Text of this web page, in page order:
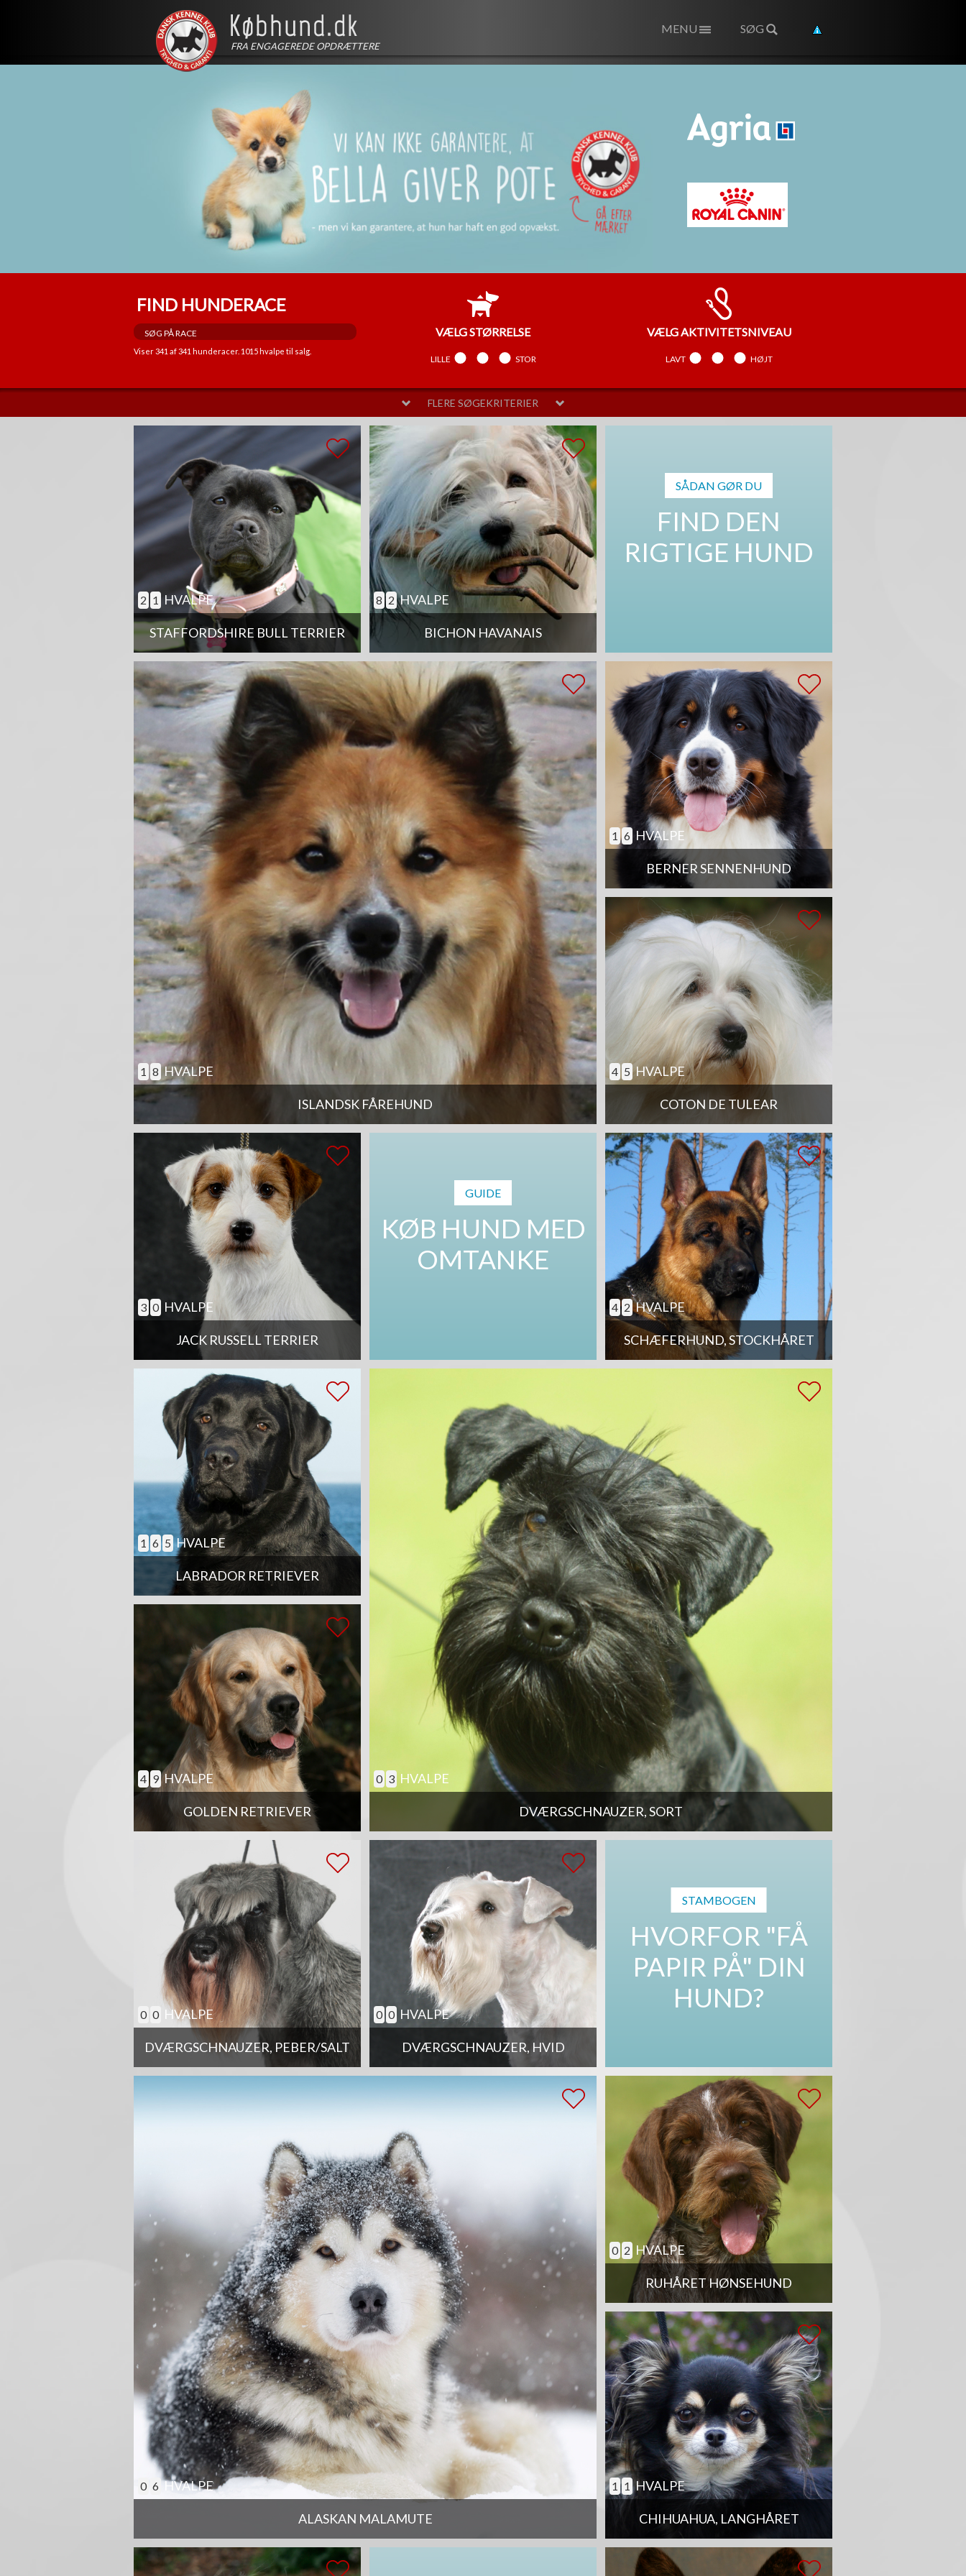
FRA ENGAGEREDE OPDRÆTTERE
SØG
MENU
FIND HUNDERACE
Viser341 af341 hunderacer. 1015hvalpe til salg.
VÆLGSTØRRELSE
LILLE MELLEM STOR
VÆLGAKTIVITETSNIVEAU
LAVT MELLEM HØJT
VÆLGPELSPLEJE
LIDT MELLEM MEGET SAMARBEJDENDE MELLEM SELVSTÆNDIG
GOD TIL AGILITY
GOD TIL ÆLDRE
BØRNEVENLIG
JAGTHUND
BRUGSHUND
GØR SJÆLDENT
FLERE SØGEKRITERIER
STAFFORDSHIRE BULL TERRIER
2 1 HVALPE
BICHON HAVANAIS
8 2 HVALPE
SÅDAN GØR DU
FIND DEN
RIGTIGE HUND
ISLANDSK FÅREHUND
1 8 HVALPE
BERNER SENNENHUND
1 6 HVALPE
COTON DE TULEAR
4 5 HVALPE
JACK RUSSELL TERRIER
3 0 HVALPE
GUIDE
KØB HUND MED
OMTANKE
SCHÆFERHUND, STOCKHÅRET
4 2 HVALPE
LABRADOR RETRIEVER
1 6 5 HVALPE
GOLDEN RETRIEVER
4 9 HVALPE
DVÆRGSCHNAUZER, SORT
0 3 HVALPE
DVÆRGSCHNAUZER, PEBER/SALT
0 0 HVALPE
DVÆRGSCHNAUZER, HVID
0 0 HVALPE
STAMBOGEN
HVORFOR "FÅ
PAPIR PÅ" DIN
HUND?
ALASKAN MALAMUTE
0 6 HVALPE
RUHÅRET HØNSEHUND
0 2 HVALPE
CHIHUAHUA, LANGHÅRET
1 1 HVALPE